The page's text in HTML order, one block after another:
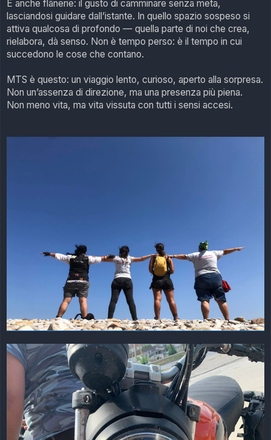
È anche flânerie: il gusto di camminare senza meta,
lasciandosi guidare dall’istante. In quello spazio sospeso si
attiva qualcosa di profondo — quella parte di noi che crea,
rielabora, dà senso. Non è tempo perso: è il tempo in cui
succedono le cose che contano.
MTS è questo: un viaggio lento, curioso, aperto alla sorpresa.
Non un’assenza di direzione, ma una presenza più piena.
Non meno vita, ma vita vissuta con tutti i sensi accesi.